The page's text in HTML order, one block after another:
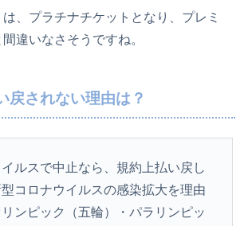
、プラチナチケットとなり、プレミ
違いなさそうですね。
戻されない理由は？
ルスで中止なら、規約上払い戻し
コロナウイルスの感染拡大を理由
ンピック（五輪）・パラリンピッ